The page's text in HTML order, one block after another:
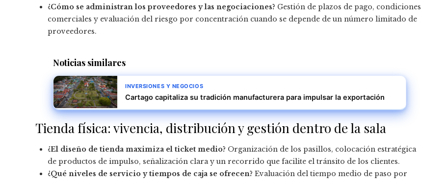
¿Cómo se administran los proveedores y las negociaciones? Gestión de plazos de pago, condiciones
comerciales y evaluación del riesgo por concentración cuando se depende de un número limitado de
proveedores.
Noticias similares
INVERSIONES Y NEGOCIOS
Cartago capitaliza su tradición manufacturera para impulsar la exportación
Tienda física: vivencia, distribución y gestión dentro de la sala
¿El diseño de tienda maximiza el ticket medio? Organización de los pasillos, colocación estratégica
de productos de impulso, señalización clara y un recorrido que facilite el tránsito de los clientes.
¿Qué niveles de servicio y tiempos de caja se ofrecen? Evaluación del tiempo medio de paso por